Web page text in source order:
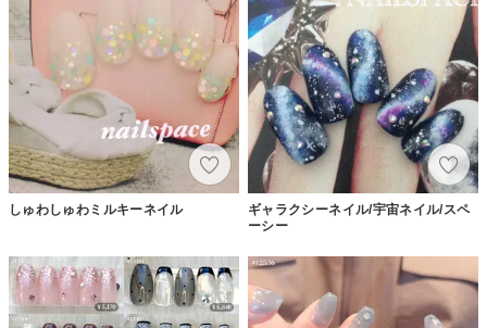
しゅわしゅわミルキーネイル
ギャラクシーネイル/宇宙ネイル/スペ
ーシー